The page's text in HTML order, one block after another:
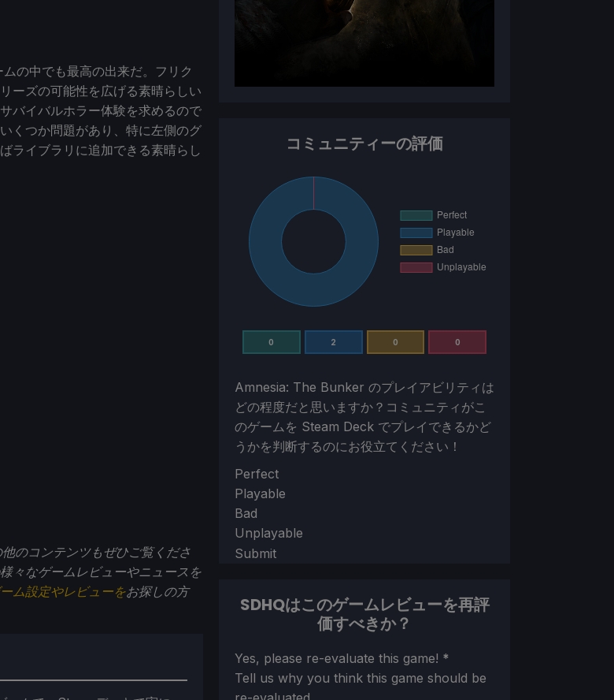
の中でも最高の出来だ。フリク
ーズの可能性を広げる素晴らしい
バイバルホラー体験を求めるので
くつか問題があり、特に左側のグ
ライブラリに追加できる素晴らし
のコンテンツもぜひご覧くださ
々なゲームレビューやニュースを
ム設定やレビューをお探しの方
コミュニティーの評価
0 2 0 0
Amnesia: The Bunker のプレイアビリティは
どの程度だと思いますか？コミュニティがこ
のゲームを Steam Deck でプレイできるかど
うかを判断するのにお役立てください！
Section
Perfect
Playable
Bad
Unplayable
Submit
SDHQはこのゲームレビューを再評
価すべきか？
Section
Yes, please re-evaluate this game! *
Tell us why you think this game should be